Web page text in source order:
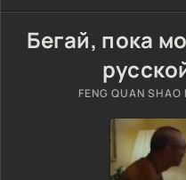
Бегай, пока
FENG QUAN SHAO